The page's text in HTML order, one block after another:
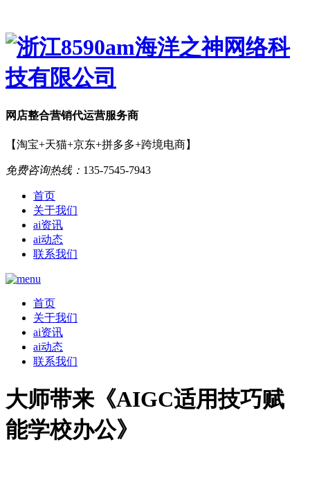
网店整合营销代运营服务商
【淘宝+天猫+京东+拼多多+跨境电商】
免费咨询热线： 135-7545-7943
首页
关于我们
ai资讯
ai动态
联系我们
首页
关于我们
ai资讯
ai动态
联系我们
大师带来《AIGC适用技巧赋
能学校办公》